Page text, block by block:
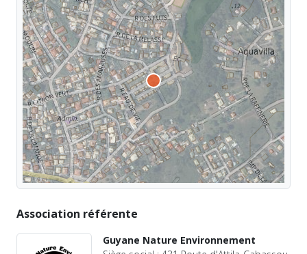
Association référente
Guyane Nature Environnement